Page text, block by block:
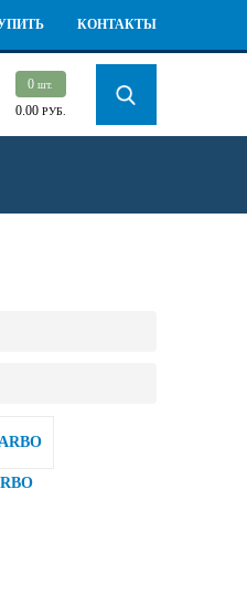
КОНТАКТЫ
0шт.
0.00 РУБ.